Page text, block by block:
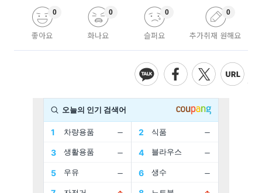
좋아요
0
화나요
0
슬퍼요
0
추가취재 원해요
0